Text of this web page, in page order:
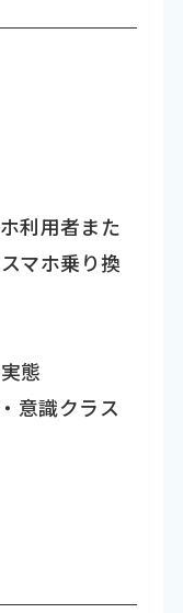
利用者また
マホ乗り換
態
意識クラス